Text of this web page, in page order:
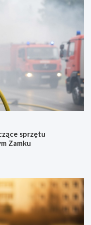
sprzętu
Zamku